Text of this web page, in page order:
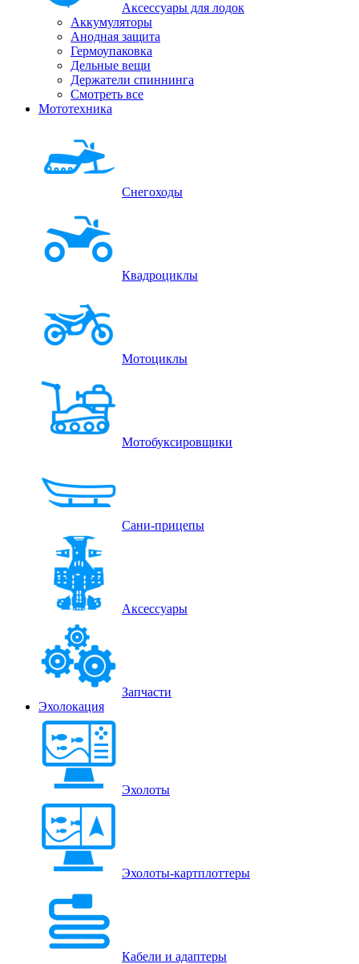
Аксессуары для лодок
Аккумуляторы
Анодная защита
Гермоупаковка
Дельные вещи
Держатели спиннинга
Смотреть все
Мототехника
Снегоходы
Квадроциклы
Мотоциклы
Мотобуксировщики
Сани-прицепы
Аксессуары
Запчасти
Эхолокация
Эхолоты
Эхолоты-картплоттеры
Кабели и адаптеры